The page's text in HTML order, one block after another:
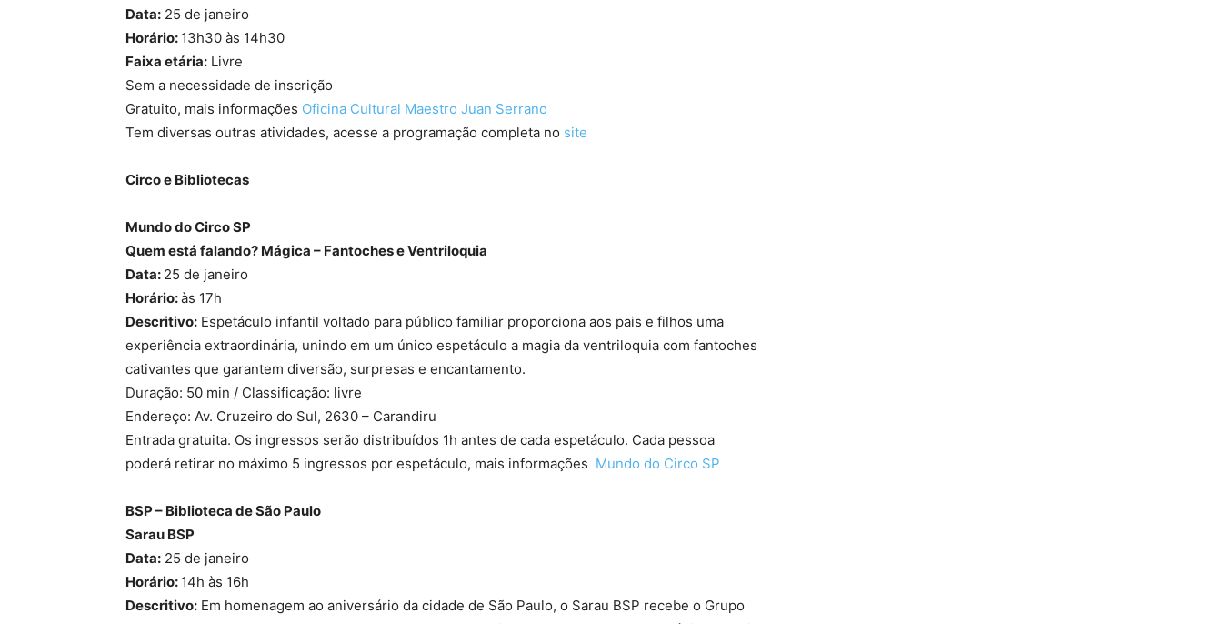
Data: 25 de janeiro
Horário: 13h30 às 14h30
Faixa etária: Livre
Sem a necessidade de inscrição
Gratuito, mais informações Oficina Cultural Maestro Juan Serrano
Tem diversas outras atividades, acesse a programação completa no site
Circo e Bibliotecas
Mundo do Circo SP
Quem está falando? Mágica – Fantoches e Ventriloquia
Data: 25 de janeiro
Horário:às 17h
Descritivo: Espetáculo infantil voltado para público familiar proporciona aos pais e filhos uma
experiência extraordinária, unindo em um único espetáculo a magia da ventriloquia com fantoches
cativantes que garantem diversão, surpresas e encantamento.
Duração: 50 min / Classificação: livre
Endereço: Av. Cruzeiro do Sul, 2630 – Carandiru
Entrada gratuita. Os ingressos serão distribuídos 1h antes de cada espetáculo. Cada pessoa
poderá retirar no máximo 5 ingressos por espetáculo, mais informações Mundo do Circo SP
BSP – Biblioteca de São Paulo
Sarau BSP
Data: 25 de janeiro
Horário: 14h às 16h
Descritivo: Em homenagem ao aniversário da cidade de São Paulo, o Sarau BSP recebe o Grupo